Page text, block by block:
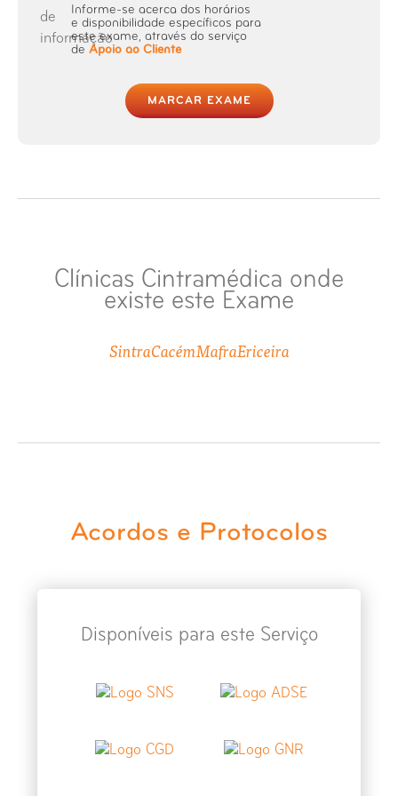
Raio-X Coluna Total
Raio-X Coluna Vertebral
Raio-X Dedo (mão ou pé)
Raio-X Grelha Costal
Raio-X Maxilar
Informe-se acerca dos horários
e disponibilidade específicos para
este exame, através do serviço
de Apoio ao Cliente
MARCAR EXAME
Clínicas Cintramédica onde
existe este Exame
SintraCacémMafraEriceira
Acordos e Protocolos
Disponíveis para este Serviço